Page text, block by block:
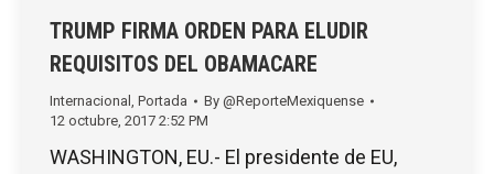
TRUMP FIRMA ORDEN PARA ELUDIR
REQUISITOS DEL OBAMACARE
Internacional Portada By @ReporteMexiquense
12 octubre, 2017 2:52 PM
WASHINGTON, EU.- El presidente de EU,